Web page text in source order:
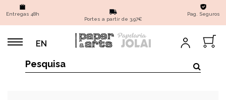
Entregas 48h
Portes a partir de 3,97€
Pag. Seguros
EN